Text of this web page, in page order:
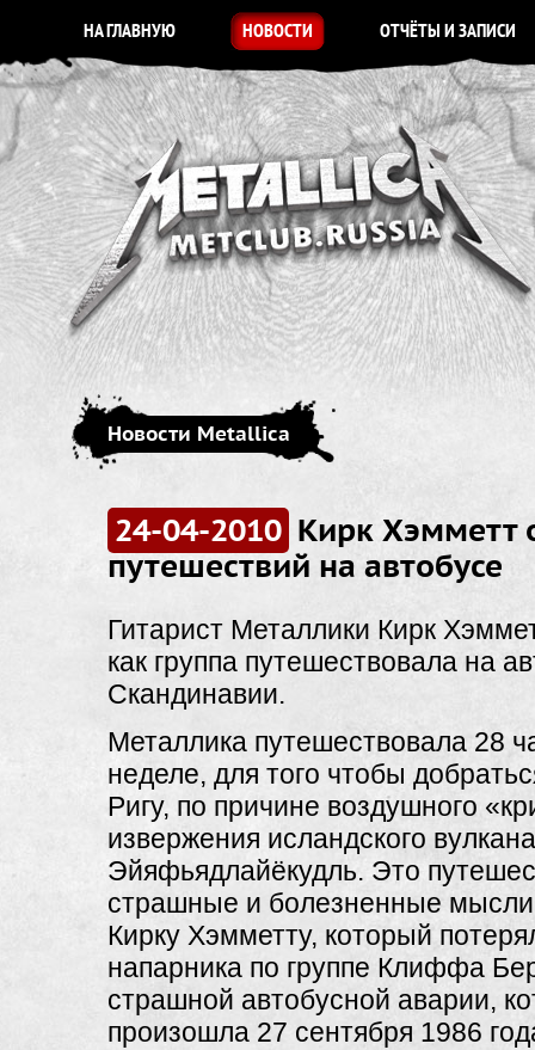
НА ГЛАВНУЮ НОВОСТИ ОТЧЁТЫ И ЗАПИСИ
Новости Metallica
24-04-2010 Кирк Хэмметт
путешествий на автобусе
Гитарист Металлики Кирк
как группа путешествовала на
Скандинавии.
Металлика путешествовала 28
неделе, для того чтобы
Ригу, по причине воздушного
извержения исландского вулкана
Эйяфьядлайёкудль. Это
страшные и болезненные мысли
Кирку Хэмметту, который
напарника по группе Клиффа
страшной автобусной аварии,
произошла 27 сентября 1986